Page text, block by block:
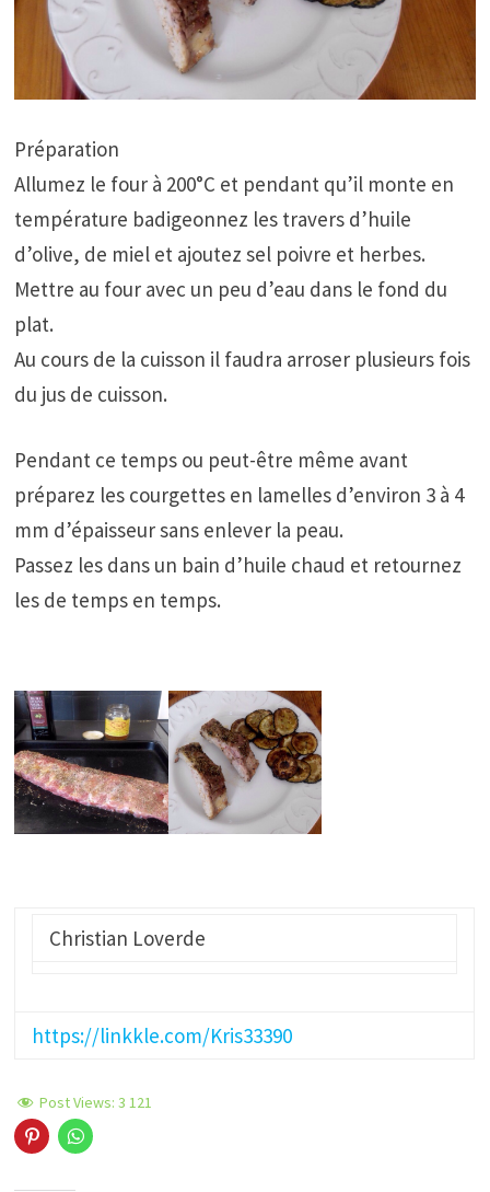
Préparation
Allumez le four à 200°C et pendant qu’il monte en
température badigeonnez les travers d’huile
d’olive, de miel et ajoutez sel poivre et herbes.
Mettre au four avec un peu d’eau dans le fond du
plat.
Au cours de la cuisson il faudra arroser plusieurs fois
du jus de cuisson.
Pendant ce temps ou peut-être même avant
préparez les courgettes en lamelles d’environ 3 à 4
mm d’épaisseur sans enlever la peau.
Passez les dans un bain d’huile chaud et retournez
les de temps en temps.
Christian Loverde
https://linkkle.com/Kris33390
Post Views: 3 121